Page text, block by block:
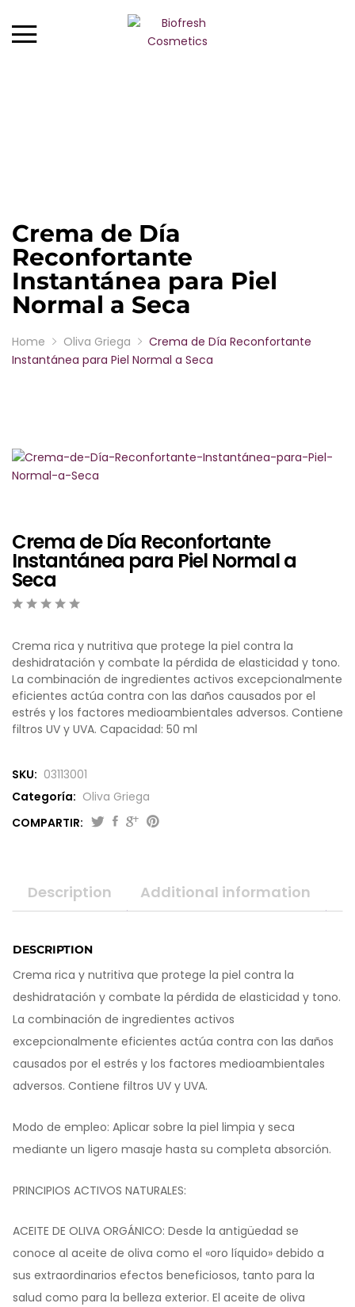
Crema de Día
Reconfortante
Instantánea para Piel
Normal a Seca
Home Oliva Griega
Crema de Día Reconfortante
Instantánea para Piel Normal a Seca
Crema de Día Reconfortante
Instantánea para Piel Normal a
Seca
o
u
t
o
f
b
a
d
o
n
u
r
t
n
g
Crema rica y nutritiva que protege la piel contra la
deshidratación y combate la pérdida de elasticidad y tono.
La combinación de ingredientes activos excepcionalmente
eficientes actúa contra con las daños causados por el
estrés y los factores medioambientales adversos. Contiene
filtros UV y UVA. Capacidad: 50 ml
SKU: 03113001
Categoría: Oliva Griega
COMPARTIR:
Description Additional information
DESCRIPTION
Crema rica y nutritiva que protege la piel contra la
deshidratación y combate la pérdida de elasticidad y tono.
La combinación de ingredientes activos
excepcionalmente eficientes actúa contra con las daños
causados por el estrés y los factores medioambientales
adversos. Contiene filtros UV y UVA.
Modo de empleo: Aplicar sobre la piel limpia y seca
mediante un ligero masaje hasta su completa absorción.
PRINCIPIOS ACTIVOS NATURALES:
ACEITE DE OLIVA ORGÁNICO: Desde la antigüedad se
conoce al aceite de oliva como el «oro líquido» debido a
sus extraordinarios efectos beneficiosos, tanto para la
salud como para la belleza exterior. El aceite de oliva
ROSA DE BULGARIA
LAVANDA DE BULGARIA
OLIVA GRIEGA
BIOFRESH SPORT
LÍNEA ECONÓMICA
NUTRI COSMÉTICA